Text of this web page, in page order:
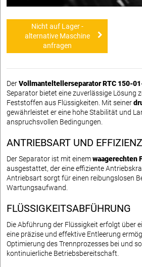
Nicht auf Lager -
alternative Maschine
anfragen
DerVollmanteltellerseparator RTC 150-
Separator bietet eine zuverlässige Lösung
Feststoffen aus Flüssigkeiten. Mit seiner
gewährleistet er eine hohe Stabilität und
anspruchsvollen Bedingungen.
ANTRIEBSART UND EFFIZIENZ
Der Separator ist mit einemwaagerechten
ausgestattet, der eine effiziente
Antriebsart sorgt für einen reibungslosen
Wartungsaufwand.
FLÜSSIGKEITSABFÜHRUNG
Die Abführung der Flüssigkeit erfolgt über
eine präzise und effektive Entleerung
Optimierung des Trennprozesses bei und
kontinuierliche Betriebsbereitschaft.